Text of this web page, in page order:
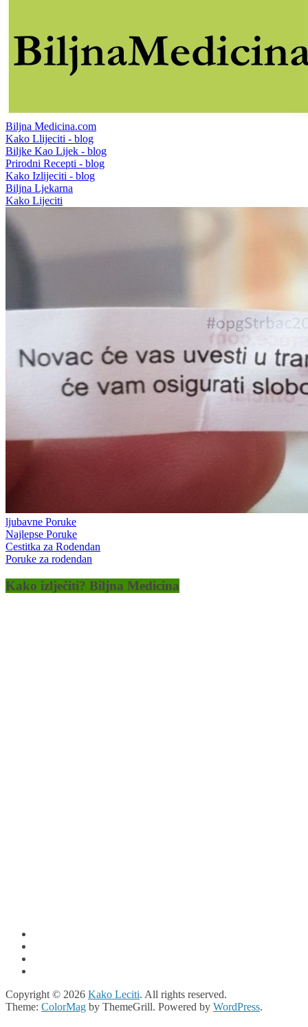
Biljna Medicina.com
Kako Llijeciti - blog
Biljke Kao Lijek - blog
Prirodni Recepti - blog
Kako Izlijeciti - blog
Biljna Ljekarna
Kako Lijeciti
ljubavne Poruke
Najlepse Poruke
Cestitka za Rodendan
Poruke za rodendan
Kako izlječiti? Biljna Medicina
Copyright © 2026 Kako Leciti. All rights reserved.
Theme: ColorMag by ThemeGrill. Powered by WordPress.